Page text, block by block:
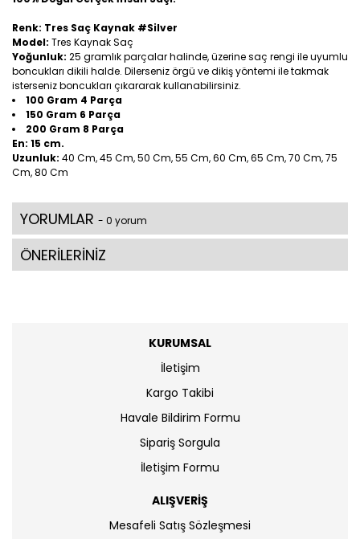
Renk: Tres Saç Kaynak #Silver
Model: Tres Kaynak Saç
Yoğunluk: 25 gramlık parçalar halinde, üzerine saç rengi ile uyumlu
boncukları dikili halde. Dilerseniz örgü ve dikiş yöntemi ile takmak
isterseniz boncukları çıkararak kullanabilirsiniz.
100 Gram 4 Parça
150 Gram 6 Parça
200 Gram 8 Parça
En: 15 cm.
Uzunluk: 40 Cm, 45 Cm, 50 Cm, 55 Cm, 60 Cm, 65 Cm, 70 Cm, 75
Cm, 80 Cm
YORUMLAR - 0 yorum
ÖNERİLERİNİZ
KURUMSAL
İletişim
Kargo Takibi
Havale Bildirim Formu
Sipariş Sorgula
İletişim Formu
ALIŞVERİŞ
Mesafeli Satış Sözleşmesi